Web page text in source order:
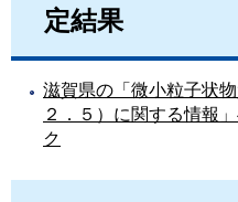
定結果
滋賀県の「微小粒子状
２．５）に関する情報
ク